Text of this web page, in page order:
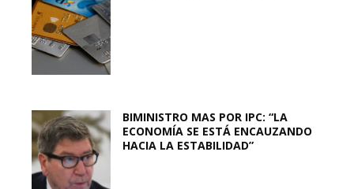
BIMINISTRO MAS POR IPC: “LA
ECONOMÍA SE ESTÁ ENCAUZANDO
HACIA LA ESTABILIDAD”